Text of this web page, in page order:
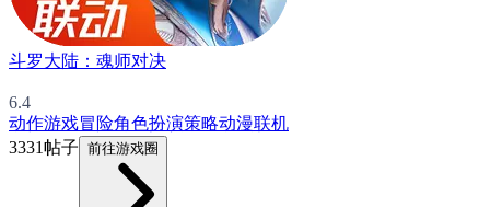
斗罗大陆：魂师对决
6.4
动作游戏冒险角色扮演策略动漫联机
3331帖子 前往游戏圈